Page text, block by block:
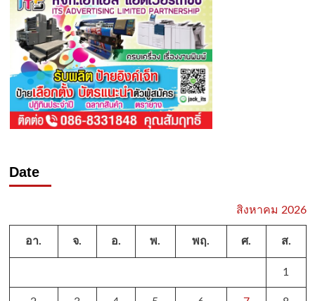
Date
สิงหาคม 2026
อา. จ. อ. พ. พฤ. ศ. ส.
1